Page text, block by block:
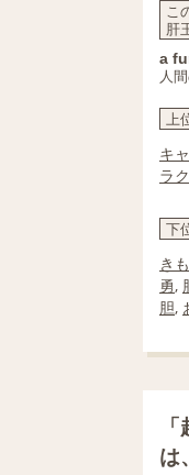
こ
肝
a
人
上
キ
ラ
下
き
勇,
胆,
は